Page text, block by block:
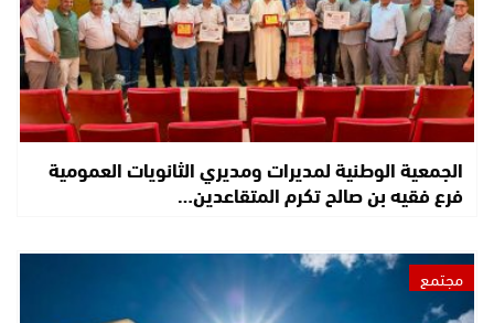
الجمعية الوطنية لمديرات ومديري الثانويات العمومية
فرع فقيه بن صالح تكرم المتقاعدين…
مجتمع